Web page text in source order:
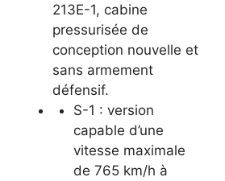
213E-1, cabine
pressurisée de
conception nouvelle et
sans armement
défensif.
S-1 : version
capable d’une
vitesse maximale
de 765 km/h à